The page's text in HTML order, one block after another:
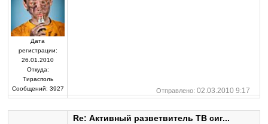
Дата
регистрации:
26.01.2010
Откуда:
Тирасполь
Сообщений: 3927 Отправлено: 02.03.2010 9:17
Re: Активный разветвитель ТВ сиг...